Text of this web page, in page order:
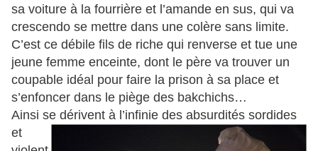
sa voiture à la fourrière et l’amande en sus, qui va
crescendo se mettre dans une colère sans limite.
C’est ce débile fils de riche qui renverse et tue une
jeune femme enceinte, dont le père va trouver un
coupable idéal pour faire la prison à sa place et
s’enfoncer dans le piège des bakchichs…
Ainsi se dérivent à l’infinie des absurdités sordides
et